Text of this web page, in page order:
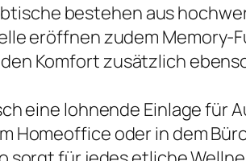
bestehen aus
eröffnen zudem
Komfort zusätzlich
eine lohnende Einlage für
oder in dem